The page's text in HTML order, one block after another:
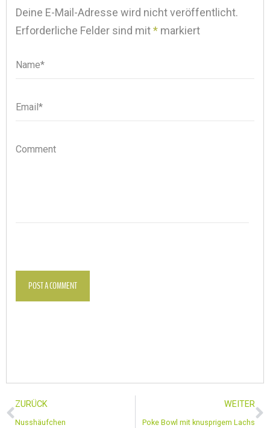
Deine E-Mail-Adresse wird nicht veröffentlicht.
Erforderliche Felder sind mit* markiert
Name*
Name
Email*
Email
Comment
POST A COMMENT
ZURÜCK
Nusshäufchen
WEITER
Poke Bowl mit knusprigem Lachs